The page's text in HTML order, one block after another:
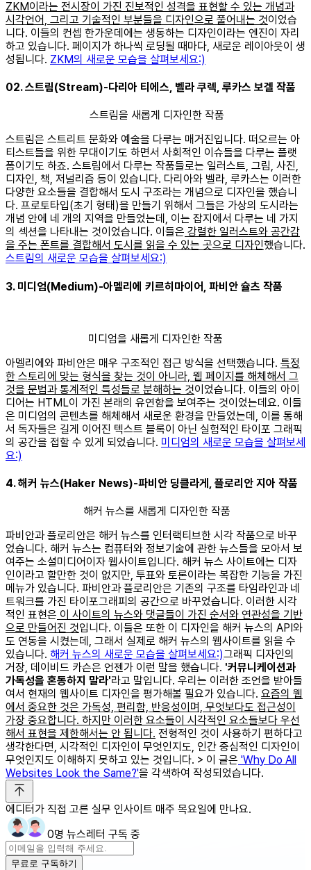
ZKM이라는 전시장이 가진 진보적인 성격을 표현할 수 있는 개념과
시각언어, 그리고 기술적인 부분들을 디자인으로 풀어내는 것이었습
니다. 이들의 컨셉 한가운데에는 생동하는 디자인이라는 엔진이 자리
하고 있습니다. 페이지가 하나씩 로딩될 때마다, 새로운 레이아웃이 생
성됩니다. ZKM의 새로운 모습을 살펴보세요:)
02. 스트림(Stream)-다리아 티에스, 벨라 쿠렉, 루카스 보겔 작품
스트림을 새롭게 디자인한 작품
스트림은 스트리트 문화와 예술을 다루는 매거진입니다. 떠오르는 아
티스트들을 위한 무대이기도 하면서 사회적인 이슈들을 다루는 플랫
폼이기도 하죠. 스트림에서 다루는 작품들로는 일러스트, 그림, 사진,
디자인, 책, 저널리즘 등이 있습니다. 다리아와 벨라, 루카스는 이러한
다양한 요소들을 결합해서 도시 구조라는 개념으로 디자인을 했습니
다. 프로토타입(초기 형태)을 만들기 위해서 그들은 가상의 도시라는
개념 안에 네 개의 지역을 만들었는데, 이는 잡지에서 다루는 네 가지
의 섹션을 나타내는 것이었습니다. 이들은 강렬한 일러스트와 공간감
을 주는 폰트를 결합해서 도시를 읽을 수 있는 곳으로 디자인했습니다.
스트림의 새로운 모습을 살펴보세요:)
3. 미디엄(Medium)-아멜리에 키르히마이어, 파비안 슐츠 작품
미디엄을 새롭게 디자인한 작품
아멜리에와 파비안은 매우 구조적인 접근 방식을 선택했습니다. 특정
한 스토리에 맞는 형식을 찾는 것이 아니라, 웹 페이지를 해체해서 그
것을 문법과 통계적인 특성들로 분해하는 것이었습니다. 이들의 아이
디어는 HTML이 가진 본래의 유연함을 보여주는 것이었는데요. 이들
은 미디엄의 콘텐츠를 해체해서 새로운 환경을 만들었는데, 이를 통해
서 독자들은 길게 이어진 텍스트 블록이 아닌 실험적인 타이포 그래픽
의 공간을 접할 수 있게 되었습니다. 미디엄의 새로운 모습을 살펴보세
요:)
4. 해커 뉴스(Haker News)-파비안 딩클라게, 플로리안 지아 작품
해커 뉴스를 새롭게 디자인한 작품
파비안과 플로리안은 해커 뉴스를 인터랙티브한 시각 작품으로 바꾸
었습니다. 해커 뉴스는 컴퓨터와 정보기술에 관한 뉴스들을 모아서 보
여주는 소셜미디어이자 웹사이트입니다. 해커 뉴스 사이트에는 디자
인이라고 할만한 것이 없지만, 투표와 토론이라는 복잡한 기능을 가진
메뉴가 있습니다. 파비안과 플로리안은 기존의 구조를 타임라인과 네
트워크를 가진 타이포그래피의 공간으로 바꾸었습니다. 이러한 시각
적인 표현은 이 사이트의 뉴스와 댓글들이 가진 순서와 연관성을 기반
으로 만들어진 것입니다. 이들은 또한 이 디자인을 해커 뉴스의 API와
도 연동을 시켰는데, 그래서 실제로 해커 뉴스의 웹사이트를 읽을 수
있습니다. 해커 뉴스의 새로운 모습을 살펴보세요:)​​ 그래픽 디자인의
거장, 데이비드 카슨은 언젠가 이런 말을 했습니다. '커뮤니케이션과
가독성을 혼동하지 말라'라고 말입니다. 우리는 이러한 조언을 받아들
여서 현재의 웹사이트 디자인을 평가해볼 필요가 있습니다. 요즘의 웹
에서 중요한 것은 가독성, 편리함, 반응성이며, 무엇보다도 접근성이
가장 중요합니다. 하지만 이러한 요소들이 시각적인 요소들보다 우선
해서 표현을 제한해서는 안 됩니다. 전형적인 것이 사용하기 편하다고
생각한다면, 시각적인 디자인이 무엇인지도, 인간 중심적인 디자인이
무엇인지도 이해하지 못하고 있는 것입니다. > 이 글은 'Why Do All
Websites Look the Same?'을 각색하여 작성되었습니다.
에디터가 직접 고른 실무 인사이트 매주 목요일에 만나요.
0명 뉴스레터 구독 중
무료로 구독하기